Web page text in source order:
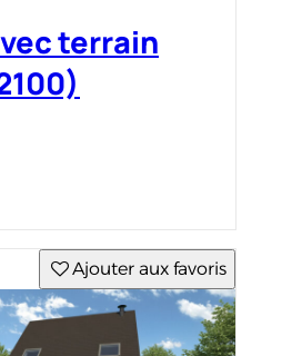
terrain
Ajouter aux favoris